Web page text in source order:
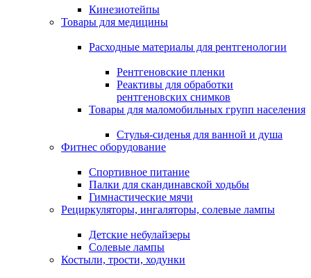
Кинезиотейпы
Товары для медицины
Расходные материалы для рентгенологии
Рентгеновские пленки
Реактивы для обработки
рентгеновских снимков
Товары для маломобильных групп населения
Стулья-сиденья для ванной и душа
Фитнес оборудование
Спортивное питание
Палки для скандинавской ходьбы
Гимнастические мячи
Рециркуляторы, ингаляторы, солевые лампы
Детские небулайзеры
Солевые лампы
Костыли, трости, ходунки